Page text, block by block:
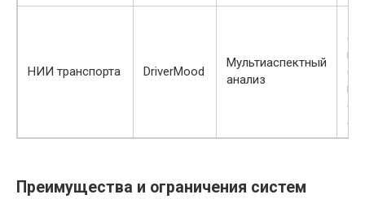
НИИ транспорта DriverMood
Мультиаспектный
анализ
Преимущества и ограничения систем